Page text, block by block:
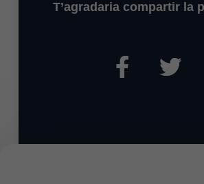
T’agradaria compartir la